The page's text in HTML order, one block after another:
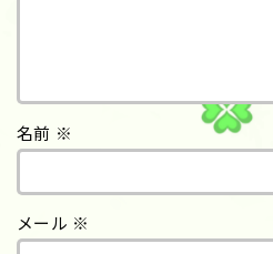
名前 ※
メール ※